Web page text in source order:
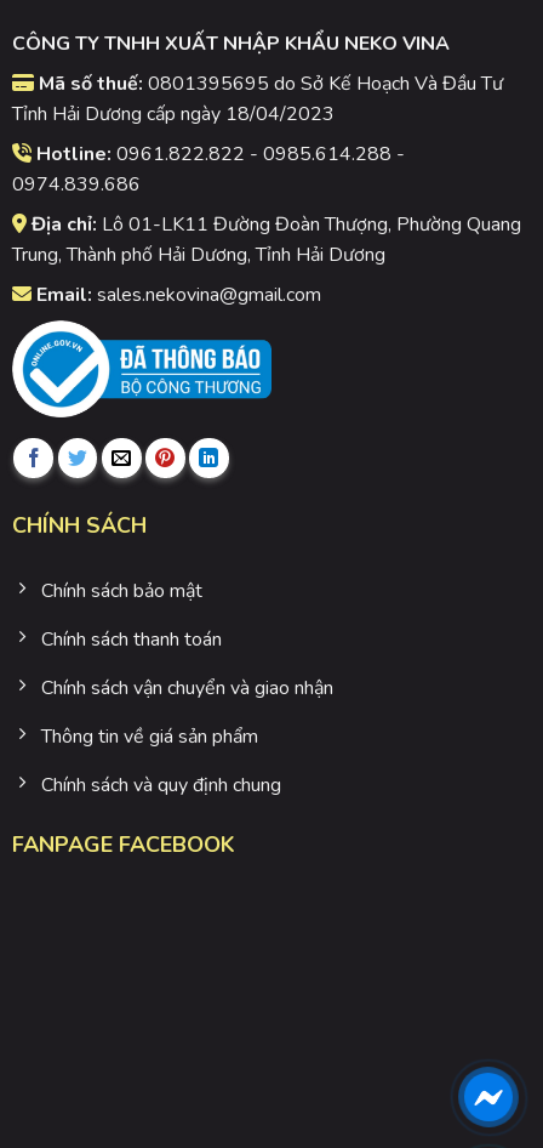
CÔNG TY TNHH XUẤT NHẬP KHẨU NEKO VINA
Mã số thuế: 0801395695 do Sở Kế Hoạch Và Đầu Tư
Tỉnh Hải Dương cấp ngày 18/04/2023
Hotline: 0961.822.822 - 0985.614.288 -
0974.839.686
Địa chỉ: Lô 01-LK11 Đường Đoàn Thượng, Phường Quang
Trung, Thành phố Hải Dương, Tỉnh Hải Dương
Email: sales.nekovina@gmail.com
CHÍNH SÁCH
Chính sách bảo mật
Chính sách thanh toán
Chính sách vận chuyển và giao nhận
Thông tin về giá sản phẩm
Chính sách và quy định chung
FANPAGE FACEBOOK